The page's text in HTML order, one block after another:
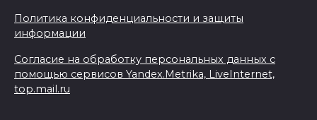
Политика конфиденциальности и защиты
информации
Согласие на обработку персональных данных с
помощью сервисов Yandex.Metrika, LiveInternet,
top.mail.ru